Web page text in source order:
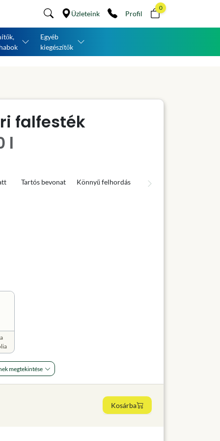
Üzleteink Profil
0
Egyéb
kiegészítők
falfesték
l
Tartós bevonat Könnyű felhordás
megtekintése
Kosárba